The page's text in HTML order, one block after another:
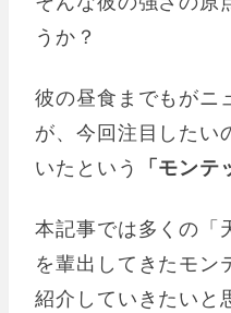
うか？
彼の昼食までもがニ
が、今回注目したい
いたという
「モンテ
本記事では多くの「
を輩出してきたモン
紹介していきたいと